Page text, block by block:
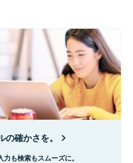
確かさを。
も検索もスムーズに。